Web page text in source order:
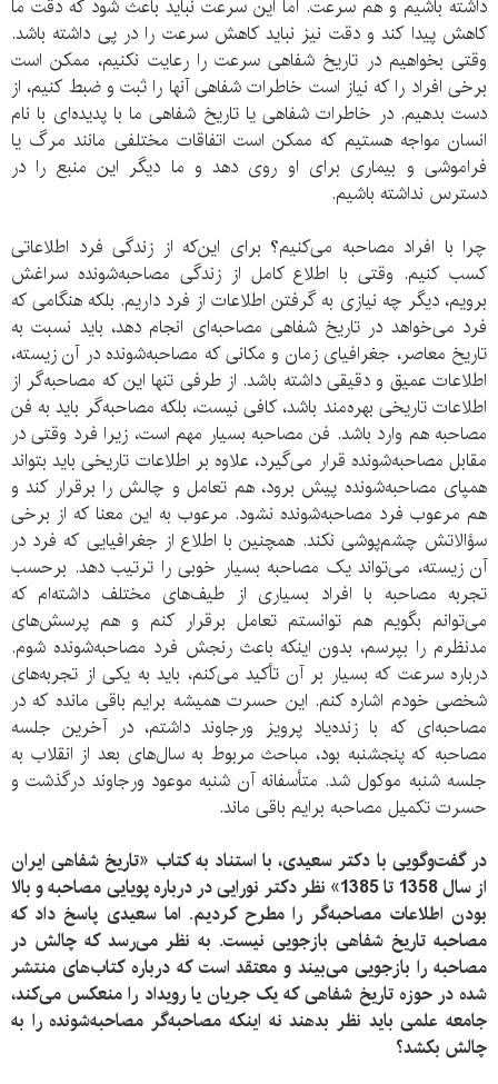
داشته باشیم و هم سرعت. اما این سرعت نباید باعث شود که دقت ما
کاهش پیدا کند و دقت نیز نباید کاهش سرعت را در پی داشته باشد.
وقتی بخواهیم در تاریخ شفاهی سرعت را رعایت نکنیم، ممکن است
برخی افراد را که نیاز است خاطرات شفاهی آنها را ثبت و ضبط کنیم، از
دست بدهیم. در خاطرات شفاهی یا تاریخ شفاهی ما با پدیده‌ای با نام
انسان مواجه هستیم که ممکن است اتفاقات مختلفی مانند مرگ یا
فراموشی و بیماری برای او روی دهد و ما دیگر این منبع را در
دسترس نداشته باشیم.
چرا با افراد مصاحبه می‌کنیم؟ برای این‌که از زندگی فرد اطلاعاتی
کسب کنیم. وقتی با اطلاع کامل از زندگی مصاحبه‌شونده سراغش
برویم، دیگر چه نیازی به گرفتن اطلاعات از فرد داریم. بلکه هنگامی که
فرد می‌خواهد در تاریخ شفاهی مصاحبه‌ای انجام دهد، باید نسبت به
تاریخ معاصر، جغرافیای زمان و مکانی که مصاحبه‌شونده در آن زیسته،
اطلاعات عمیق و دقیقی داشته باشد. از طرفی تنها این که مصاحبه‌گر از
اطلاعات تاریخی بهره‌مند باشد، کافی نیست، بلکه مصاحبه‌گر باید به فن
مصاحبه هم وارد باشد. فن مصاحبه بسیار مهم است، زیرا فرد وقتی در
مقابل مصاحبه‌شونده قرار می‌گیرد، علاوه بر اطلاعات تاریخی باید بتواند
همپای مصاحبه‌شونده پیش برود، هم تعامل و چالش را برقرار کند و
هم مرعوب فرد مصاحبه‌شونده نشود. مرعوب به این معنا که از برخی
سؤالاتش چشم‌پوشی نکند. همچنین با اطلاع از جغرافیایی که فرد در
آن زیسته، می‌تواند یک مصاحبه بسیار خوبی را ترتیب دهد. برحسب
تجربه مصاحبه با افراد بسیاری از طیف‌های مختلف داشته‌ام که
می‌توانم بگویم هم توانستم تعامل برقرار کنم و هم پرسش‌های
مدنظرم را بپرسم، بدون اینکه باعث رنجش فرد مصاحبه‌شونده شوم.
درباره سرعت که بسیار بر آن تأکید می‌کنم، باید به یکی از تجربه‌های
شخصی خودم اشاره کنم. این حسرت همیشه برایم باقی مانده که در
مصاحبه‌ای که با زنده‌یاد پرویز ورجاوند داشتم، در آخرین جلسه
مصاحبه که پنجشنبه بود، مباحث مربوط به سال‌های بعد از انقلاب به
جلسه شنبه موکول شد. متأسفانه آن شنبه موعود ورجاوند درگذشت و
حسرت تکمیل مصاحبه برایم باقی ماند.
در گفت‌وگویی با دکتر سعیدی، با استناد به کتاب «تاریخ شفاهی ایران
از سال 1358 تا 1385» نظر دکتر نورایی در درباره پویایی مصاحبه و بالا
بودن اطلاعات مصاحبه‌گر را مطرح کردیم. اما سعیدی پاسخ داد که
مصاحبه تاریخ شفاهی بازجویی نیست. به نظر می‌رسد که چالش در
مصاحبه را بازجویی می‌بیند و معتقد است که درباره کتاب‌های منتشر
شده در حوزه تاریخ شفاهی که یک جریان یا رویداد را منعکس می‌کند،
جامعه علمی باید نظر بدهند نه اینکه مصاحبه‌گر مصاحبه‌شونده را به
چالش بکشد؟